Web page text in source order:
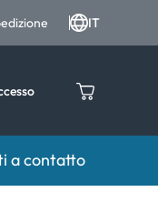
IT
a contatto